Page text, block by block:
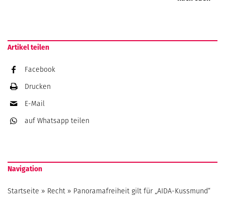
Artikel teilen
Facebook
Drucken
E-Mail
auf Whatsapp teilen
Navigation
Startseite » Recht » Panoramafreiheit gilt für „AIDA-Kussmund“